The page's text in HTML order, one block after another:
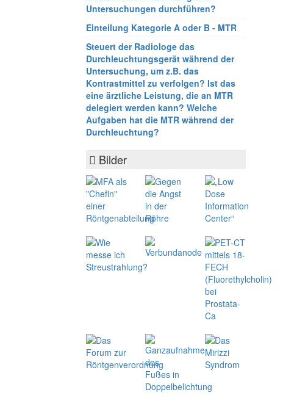
Untersuchungen durchführen?
Einteilung Kategorie A oder B - MTR
Steuert der Radiologe das
Durchleuchtungsgerät während der
Untersuchung, um z.B. das
Kontrastmittel zu verfolgen? Ist das
eine ärztliche Leistung, die an MTR
delegiert werden kann? Welche
Aufgaben hat die MTR während der
Durchleuchtung?
Bilder